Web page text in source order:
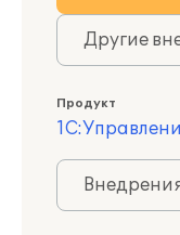
Другие
Продукт